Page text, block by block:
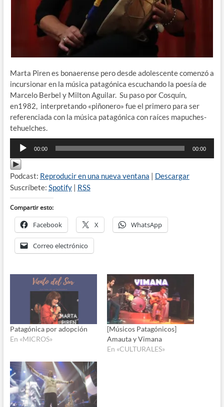
Marta Piren es bonaerense pero desde adolescente comenzó a
incursionar en la música patagónica escuchando la poesía de
Marcelo Berbel y Milton Aguilar. Su paso por Cosquín,
en1982, interpretando «piñonero» fue el primero para ser
referenciada con la música patagónica con raíces mapuches-
tehuelches.
Reproductor
audio
00:00 00:00
Podcast: Reproducir en una nueva ventana | Descargar
Suscríbete: Spotify| RSS
Compartir esto:
Facebook X WhatsApp
Correo electrónico
Patagónica por adopción
En «MICROS»
[Músicos Patagónicos]
Amauta y Vimana
En «CULTURALES»